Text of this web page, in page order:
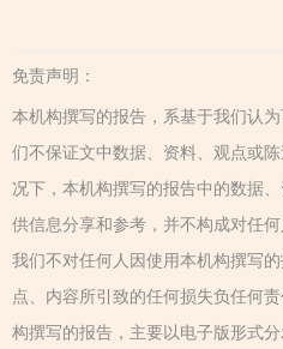
免责声明：
本机构撰写的报告，系基于我们认
们不保证文中数据、资料、观点或
况下，本机构撰写的报告中的数据
供信息分享和参考，并不构成对任
我们不对任何人因使用本机构撰写
点、内容所引致的任何损失负任何
构撰写的报告，主要以电子版形式